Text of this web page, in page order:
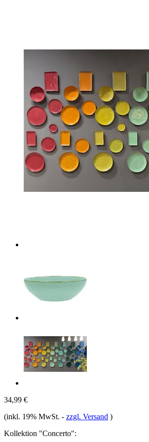
34,99 €
(inkl. 19% MwSt. - zzgl. Versand )
Kollektion "Concerto":